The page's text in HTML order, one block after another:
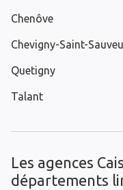
Chenôve
Chevigny-Saint-
Quetigny
Talant
Les agences
départements